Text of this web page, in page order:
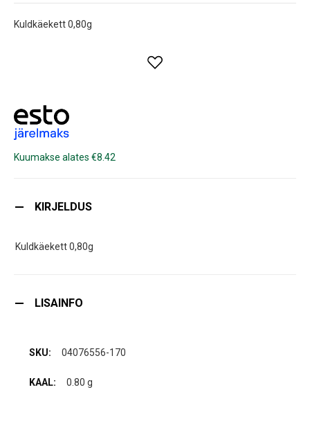
Kuldkäekett 0,80g
Kuumakse alates €8.42
KIRJELDUS
Kuldkäekett 0,80g
LISAINFO
04076556-170
0.80 g